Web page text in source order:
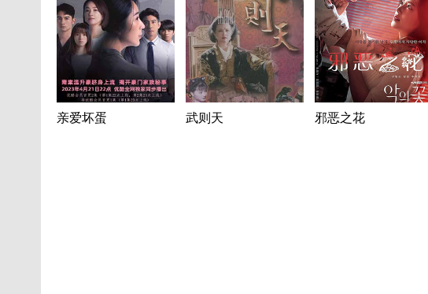
亲爱坏蛋 武则天 邪恶之花